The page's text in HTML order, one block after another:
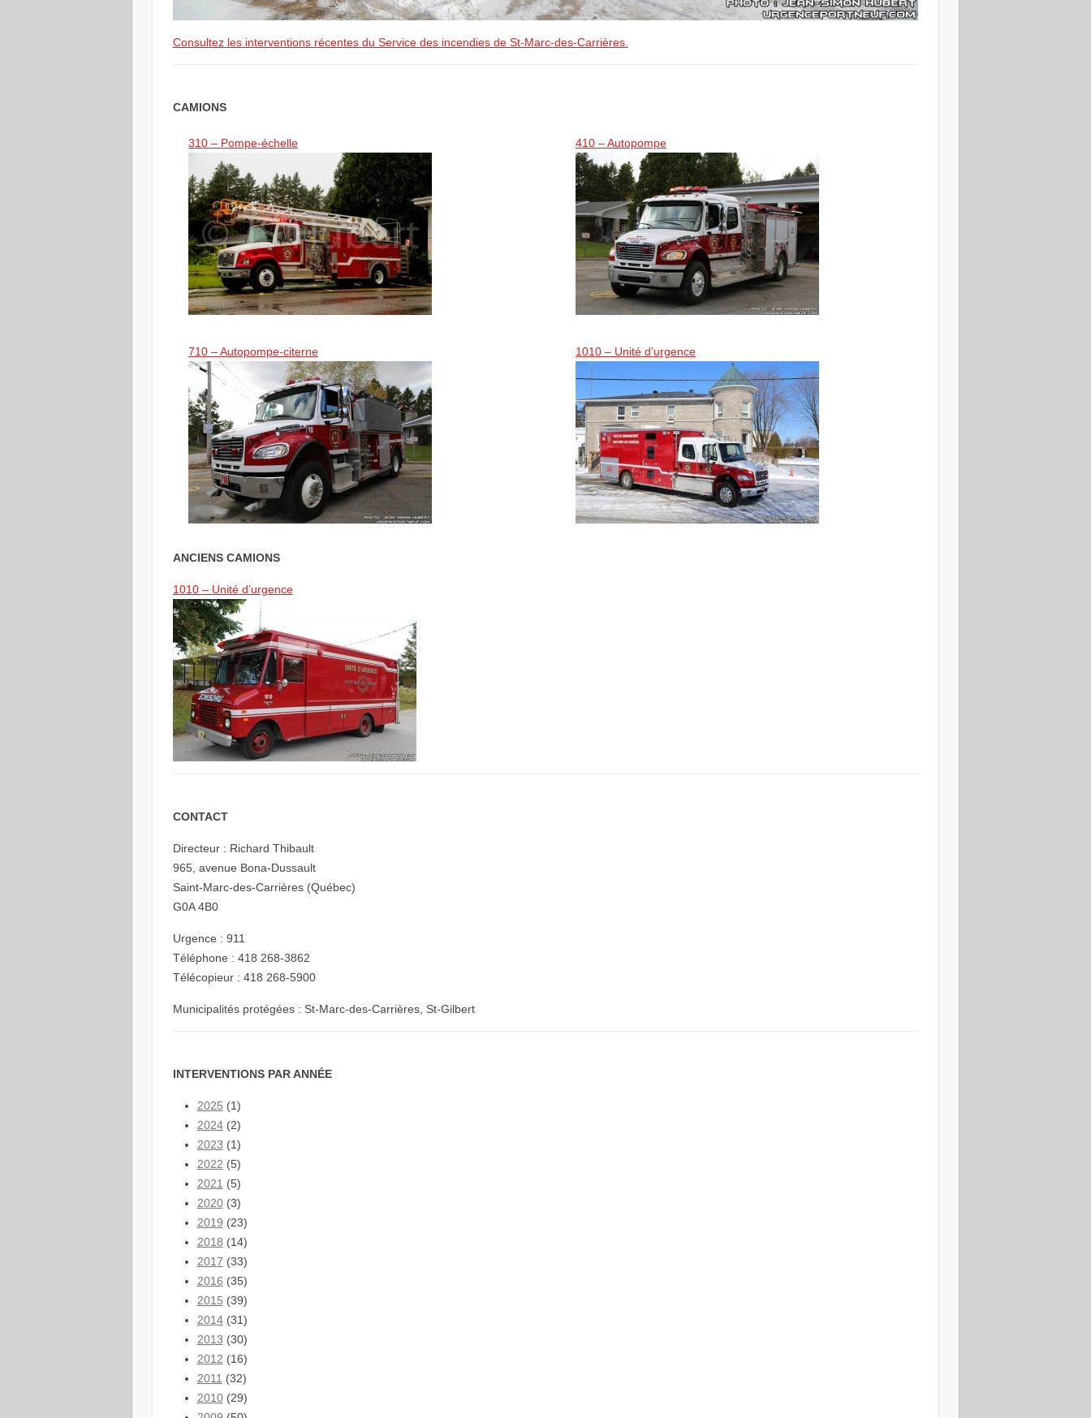
Consultez les interventions récentes du Service des incendies de St-Marc-des-Carrières.
CAMIONS
310 – Pompe-échelle 410 – Autopompe
710 – Autopompe-citerne 1010 – Unité d’urgence
ANCIENS CAMIONS
1010 – Unité d’urgence
CONTACT
Directeur : Richard Thibault
965, avenue Bona-Dussault
Saint-Marc-des-Carrières (Québec)
G0A 4B0
Urgence : 911
Téléphone : 418 268-3862
Télécopieur : 418 268-5900
Municipalités protégées : St-Marc-des-Carrières, St-Gilbert
INTERVENTIONS PAR ANNÉE
2025 (1)
2024(2)
2023 (1)
2022 (5)
2021 (5)
2020(3)
2019 (23)
2018 (14)
2017 (33)
2016 (35)
2015 (39)
2014(31)
2013 (30)
2012 (16)
2011 (32)
2010(29)